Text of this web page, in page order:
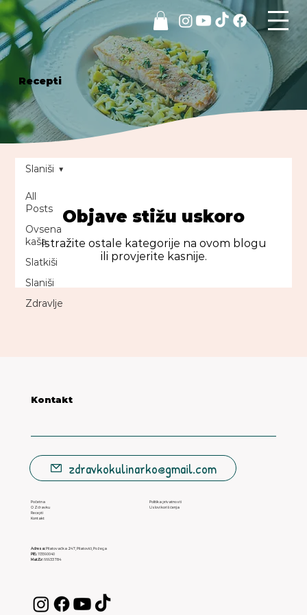
Recepti
All
Posts
Ovsena
kaša
Slatkiši
Slaniši
Zdravlje
Slaniši
Objave stižu uskoro
Istražite ostale kategorije na ovom blogu
ili provjerite kasnije.
Kontakt
zdravkokulinarko@gmail.com
Adresa:Pilatovačka 247, Pilatovići, Požega
PIB:113590040
Mat.Br:66933784
Početna
O Zdravku
Recepti
Kontakt
Politika privatnosti
Uslovi korišćenja